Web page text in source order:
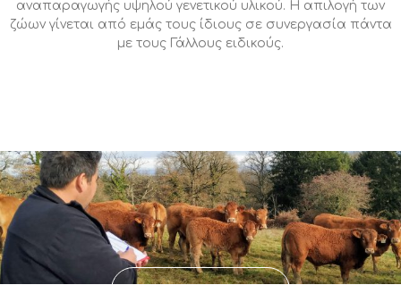
αναπαραγωγής υψηλού γενετικού υλικού. Η απιλογή των
ζώων γίνεται από εμάς τους ίδιους σε συνεργασία πάντα
με τους Γάλλους ειδικούς.